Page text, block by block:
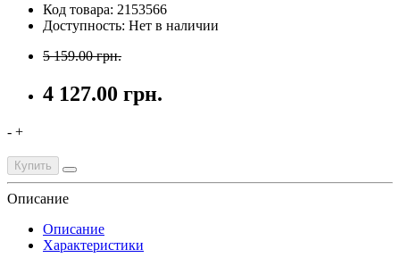
Код товара: 2153566
Доступность: Нет в наличии
5 159.00 грн.
4 127.00 грн.
- +
Купить
Описание
Описание
Характеристики